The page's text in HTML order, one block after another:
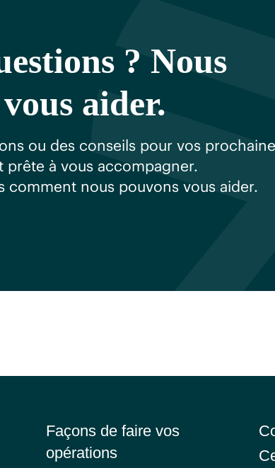
? Nous
aider.
ou des conseils pour vos
à vous accompagner.
comment nous pouvons vous aider.
Façons de faire vos
opérations